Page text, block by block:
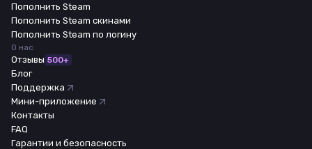
Пополнить Steam
Пополнить Steam скинами
Пополнить Steam по логину
О нас
Отзывы 500+
Блог
Поддержка
Мини-приложение
Контакты
FAQ
Гарантии и безопасность